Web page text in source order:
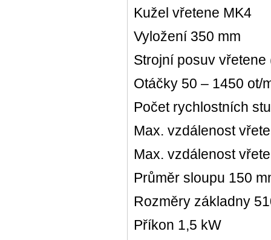
Kužel vřetene MK4
Vyložení 350 mm
Strojní posuv vřetene
Otáčky 50 – 1450 ot/
Počet rychlostních
Max. vzdálenost
Max. vzdálenost
Průměr sloupu 150
Rozměry základny
Příkon 1,5 kW